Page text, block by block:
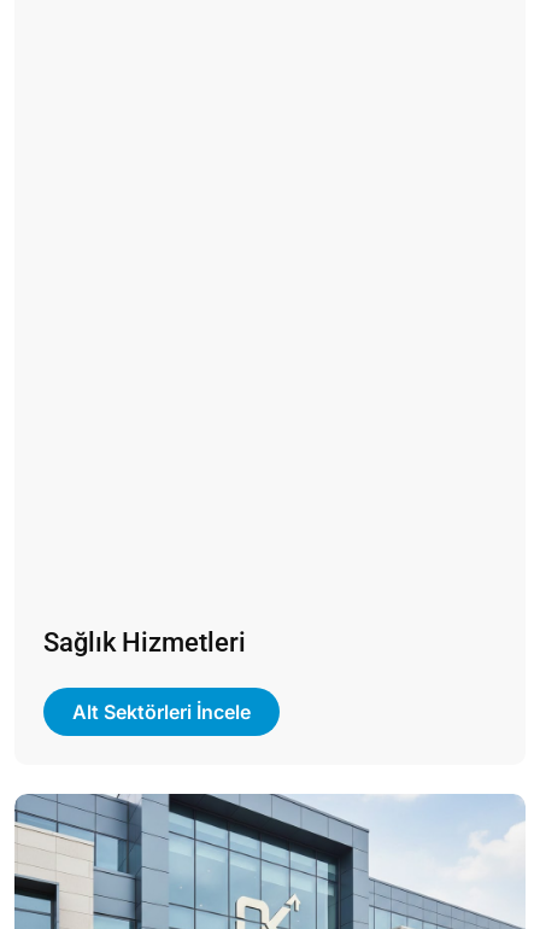
Sağlık Hizmetleri
Alt Sektörleri İncele